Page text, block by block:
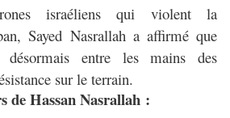
israéliens qui violent la
Sayed Nasrallah a affirmé que
désormais entre les mains des
sur le terrain.
de Hassan Nasrallah :